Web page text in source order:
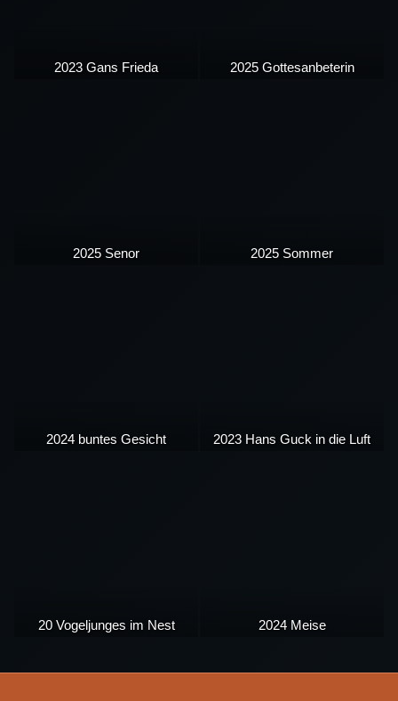
2023 Gans Frieda 2025 Gottesanbeterin
2025 Senor 2025 Sommer
2024 buntes Gesicht 2023 Hans Guck in die Luft
20 Vogeljunges im Nest 2024 Meise